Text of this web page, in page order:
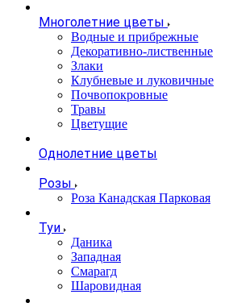
Многолетние цветы
Водные и прибрежные
Декоративно-лиственные
Злаки
Клубневые и луковичные
Почвопокровные
Травы
Цветущие
Однолетние цветы
Розы
Роза Канадская Парковая
Туи
Даника
Западная
Смарагд
Шаровидная